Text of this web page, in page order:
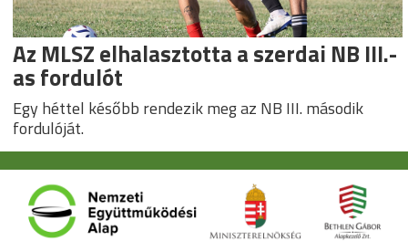
Az MLSZ elhalasztotta a szerdai NB III.-
as fordulót
Egy héttel később rendezik meg az NB III. második
fordulóját.